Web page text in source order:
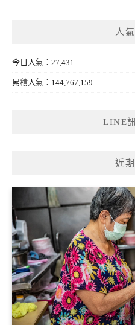
人
今日人氣：27,431
累積人氣：144,767,159
LINE
近